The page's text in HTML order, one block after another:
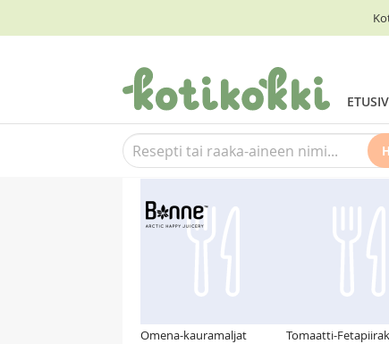
Suosittelemme myös
Omena-kauramaljat Tomaatti-